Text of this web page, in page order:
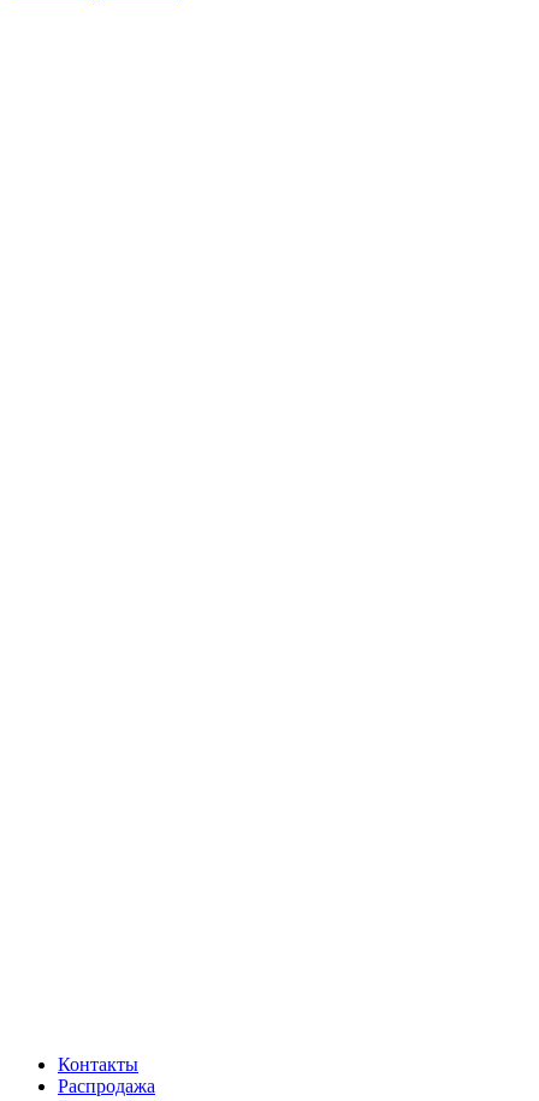
Контакты
Распродажа